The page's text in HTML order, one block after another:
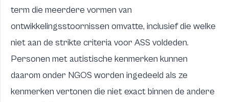
term die meerdere vormen van
ontwikkelingsstoornissen omvatte, inclusief die welke
niet aan de strikte criteria voor ASS voldeden.
Personen met autistische kenmerken kunnen
daarom onder NGOS worden ingedeeld als ze
kenmerken vertonen die niet exact binnen de andere